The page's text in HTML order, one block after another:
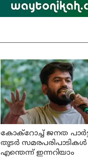
കോക്റോച്ച് ജനത
തുടര്‍ സമരപരിപാടികള്‍
എന്തെന്ന് ഇന്നറിയാം